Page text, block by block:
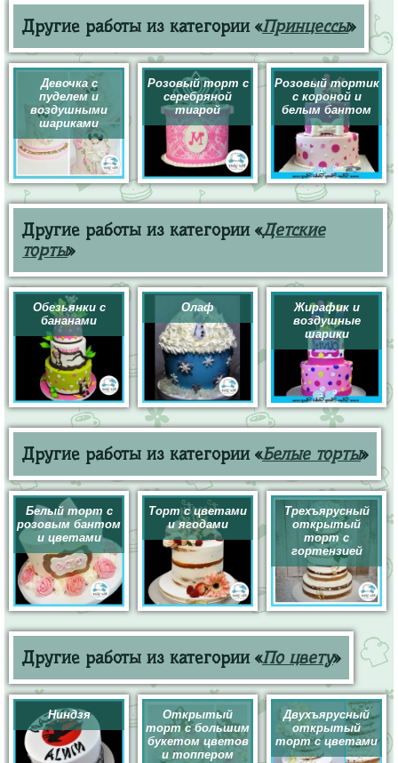
Другие работы из категории «Принцессы»
Девочка с
пуделем и
воздушными
шариками
Розовый торт с
серебряной
тиарой
Розовый тортик
с короной и
белым бантом
Другие работы из категории «Детские
торты»
Обезьянки с
бананами
Олаф
Жирафик и
воздушные
шарики
Другие работы из категории «Белые торты»
Белый торт с
розовым бантом
и цветами
Торт с цветами
и ягодами
Трехъярусный
открытый
торт с
гортензией
Другие работы из категории «По цвету»
Ниндзя
Открытый
торт с большим
букетом цветов
и топпером
Двухъярусный
открытый
торт с цветами